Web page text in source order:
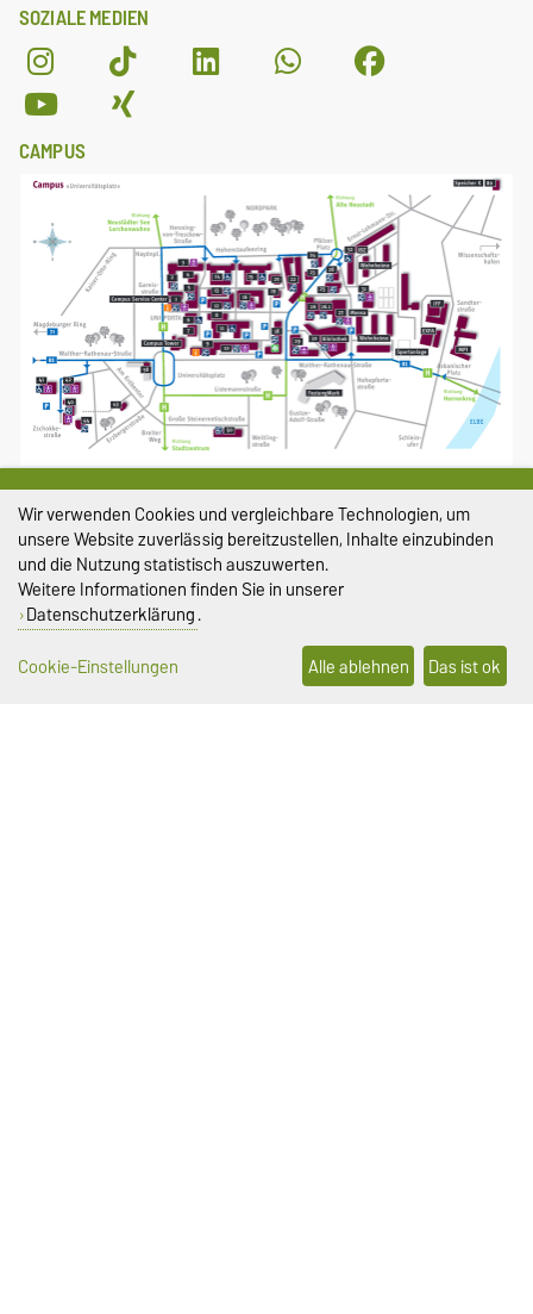
SOZIALE MEDIEN
CAMPUS
Größere Karte anzeigen
Campusplan
Wegbeschreibung
FACHSCHAFTSRAT
Webseite
Wir verwenden Cookies und vergleichbare Technologien, um
unsere Website zuverlässig bereitzustellen, Inhalte einzubinden
und die Nutzung statistisch auszuwerten.
Weitere Informationen finden Sie in unserer
Datenschutzerklärung.
Cookie-Einstellungen
Alle ablehnen Das ist ok